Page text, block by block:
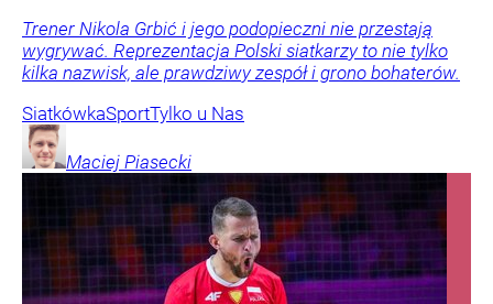
Trener Nikola Grbić i jego podopieczni nie przestają
wygrywać. Reprezentacja Polski siatkarzy to nie tylko
kilka nazwisk, ale prawdziwy zespół i grono bohaterów.
SiatkówkaSportTylko u Nas
Maciej Piasecki